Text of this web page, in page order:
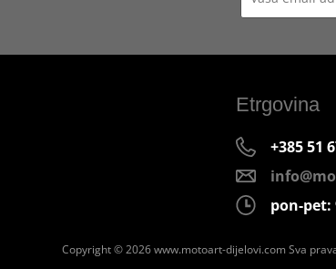
Etrgovina
+385 51
pon-pet:
Copyright © 2026 www.motoart-dijelovi.com Sva